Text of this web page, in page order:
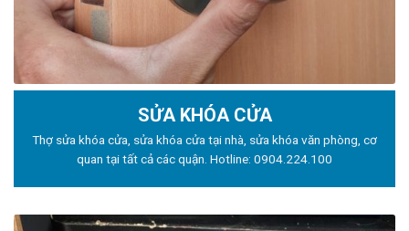
SỬA KHÓA CỬA
Thợ sửa khóa cửa, sửa khóa cửa tại nhà, sửa khóa văn phòng, cơ
quan tại tất cả các quận. Hotline: 0904.224.100